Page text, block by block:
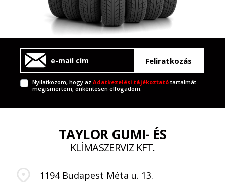
Feliratkozás
Nyilatkozom, hogy azAdatkezelési tájékoztató tartalmát
megismertem, önkéntesen elfogadom.
TAYLOR GUMI- ÉS
KLÍMASZERVIZ KFT.
1194 Budapest Méta u. 13.